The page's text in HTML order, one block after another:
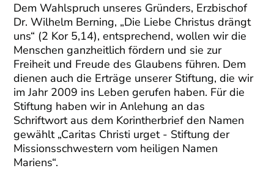
Dem Wahlspruch unseres Gründers, Erzbischof
Dr. Wilhelm Berning, „Die Liebe Christus drängt
uns“ (2 Kor 5,14), entsprechend, wollen wir die
Menschen ganzheitlich fördern und sie zur
Freiheit und Freude des Glaubens führen. Dem
dienen auch die Erträge unserer Stiftung, die wir
im Jahr 2009 ins Leben gerufen haben. Für die
Stiftung haben wir in Anlehung an das
Schriftwort aus dem Korintherbrief den Namen
gewählt „Caritas Christi urget - Stiftung der
Missionsschwestern vom heiligen Namen
Mariens“.